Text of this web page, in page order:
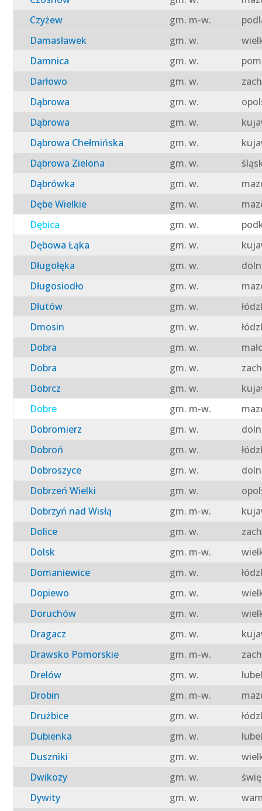
Czyżew
gm. m-w.
Damasławek
gm. w.
Damnica
gm. w.
Darłowo
gm. w.
Dąbrowa
gm. w.
Dąbrowa
gm. w.
Dąbrowa Chełmińska
gm. w.
Dąbrowa Zielona
gm. w.
Dąbrówka
gm. w.
Dębe Wielkie
gm. w.
Dębica
gm. w.
Dębowa Łąka
gm. w.
Długołęka
gm. w.
Długosiodło
gm. w.
Dłutów
gm. w.
Dmosin
gm. w.
Dobra
gm. w.
Dobra
gm. w.
Dobrcz
gm. w.
Dobre
gm. m-w.
Dobromierz
gm. w.
Dobroń
gm. w.
Dobroszyce
gm. w.
Dobrzeń Wielki
gm. w.
Dobrzyń nad Wisłą
gm. m-w.
Dolice
gm. w.
Dolsk
gm. m-w.
Domaniewice
gm. w.
Dopiewo
gm. w.
Doruchów
gm. w.
Dragacz
gm. w.
Drawsko Pomorskie
gm. m-w.
Drelów
gm. w.
Drobin
gm. m-w.
Drużbice
gm. w.
Dubienka
gm. w.
Duszniki
gm. w.
Dwikozy
gm. w.
Dywity
gm. w.